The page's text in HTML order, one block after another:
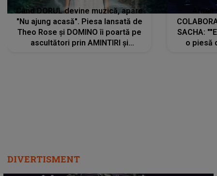
Când DORUL devine muzică, apare
"Nu ajung acasă". Piesa lansată de
Theo Rose și DOMINO îi poartă pe
ascultători prin AMINTIRI și
SACHA:
o piesă
DIVERTISMENT